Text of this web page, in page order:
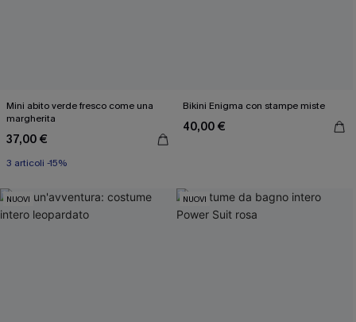
Mini abito verde fresco come una
margherita
37,00 €
3 articoli -15%
Bikini Enigma con stampe miste
40,00 €
NUOVI NUOVI